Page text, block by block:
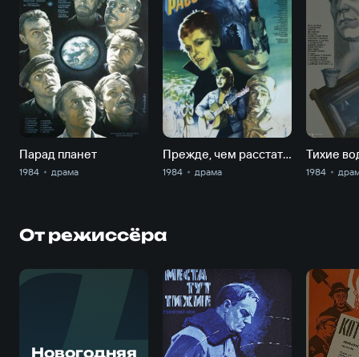
Парад планет
1984 драма
Прежде, чем расстаться
1984 драма
Тихие
1984
От режиссёра
Новогодняя